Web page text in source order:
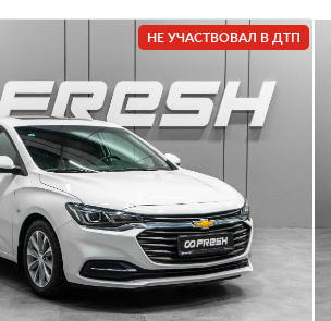
НЕ УЧАСТВОВАЛ В ДТП